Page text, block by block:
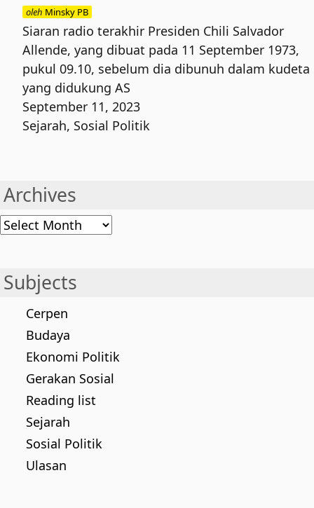
oleh Minsky PB
Siaran radio terakhir Presiden Chili Salvador
Allende, yang dibuat pada 11 September 1973,
pukul 09.10, sebelum dia dibunuh dalam kudeta
yang didukung AS
September 11, 2023
Sejarah, Sosial Politik
Archives
Archives
Subjects
Cerpen
Budaya
Ekonomi Politik
Gerakan Sosial
Reading list
Sejarah
Sosial Politik
Ulasan